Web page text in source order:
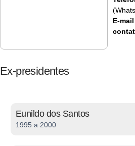
E-
Ex-presidentes
Eunildo dos Santos
1995 a 2000